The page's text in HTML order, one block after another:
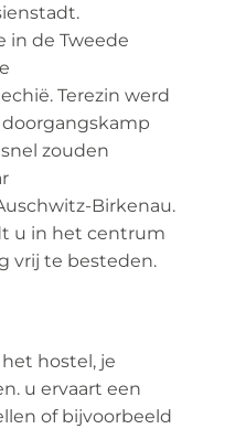
in de Tweede
Terezin werd
zouden
Birkenau.
u in het centrum
vrij te besteden.
hostel, je
u ervaart een
of bijvoorbeeld